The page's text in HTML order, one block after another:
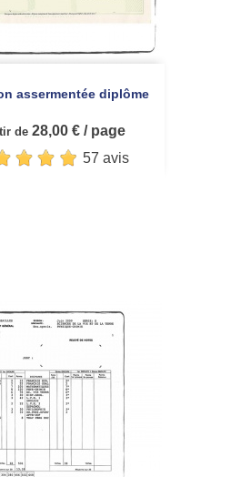
assermentée diplôme
de 28,00 € / page
57 avis